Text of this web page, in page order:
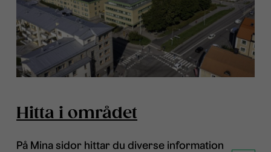
Hitta i området
På Mina sidor hittar du diverse information